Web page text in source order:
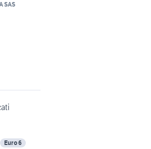
SAS
Euro 6